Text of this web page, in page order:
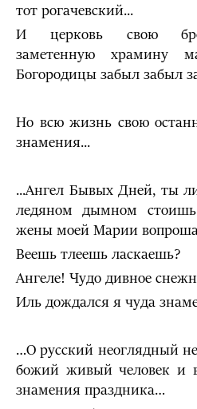
тот рогачевский...
И церковь свою
заметенную храмину
Богородицы забыл забыл
Но всю жизнь свою
знамения...
...Ангел Бывых Дней, ты
ледяном дымном
жены моей Марии
Веешь тлеешь ласкаешь?
Ангеле! Чудо дивное
Иль дождался я чуда
…О русский неоглядный
божий живый человек и
знамения праздника…